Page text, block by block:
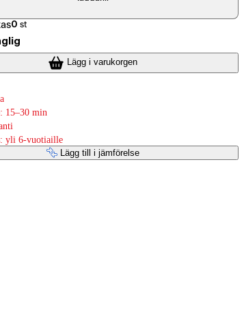
0 st
Lägg i varukorgen
15–30 min
yli 6-vuotiaille
Lägg till i jämförelse